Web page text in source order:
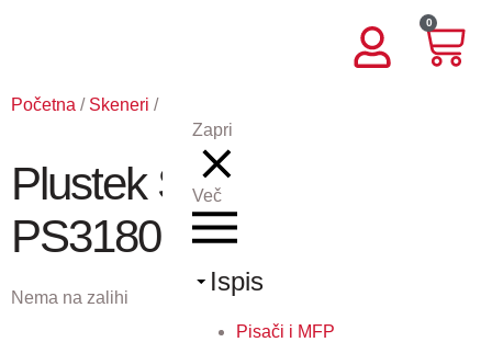
0
Zapri
Več
Ispis
Pisači i MFP
Početna / Skeneri / Plustek SmartOffice PS3180U
Plustek SmartOffice
PS3180U
Nema na zalihi